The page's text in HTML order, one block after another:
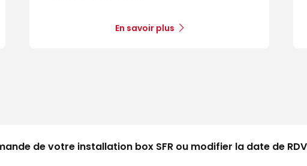
En savoir plus
de votre installation box SFR ou modifier la date de